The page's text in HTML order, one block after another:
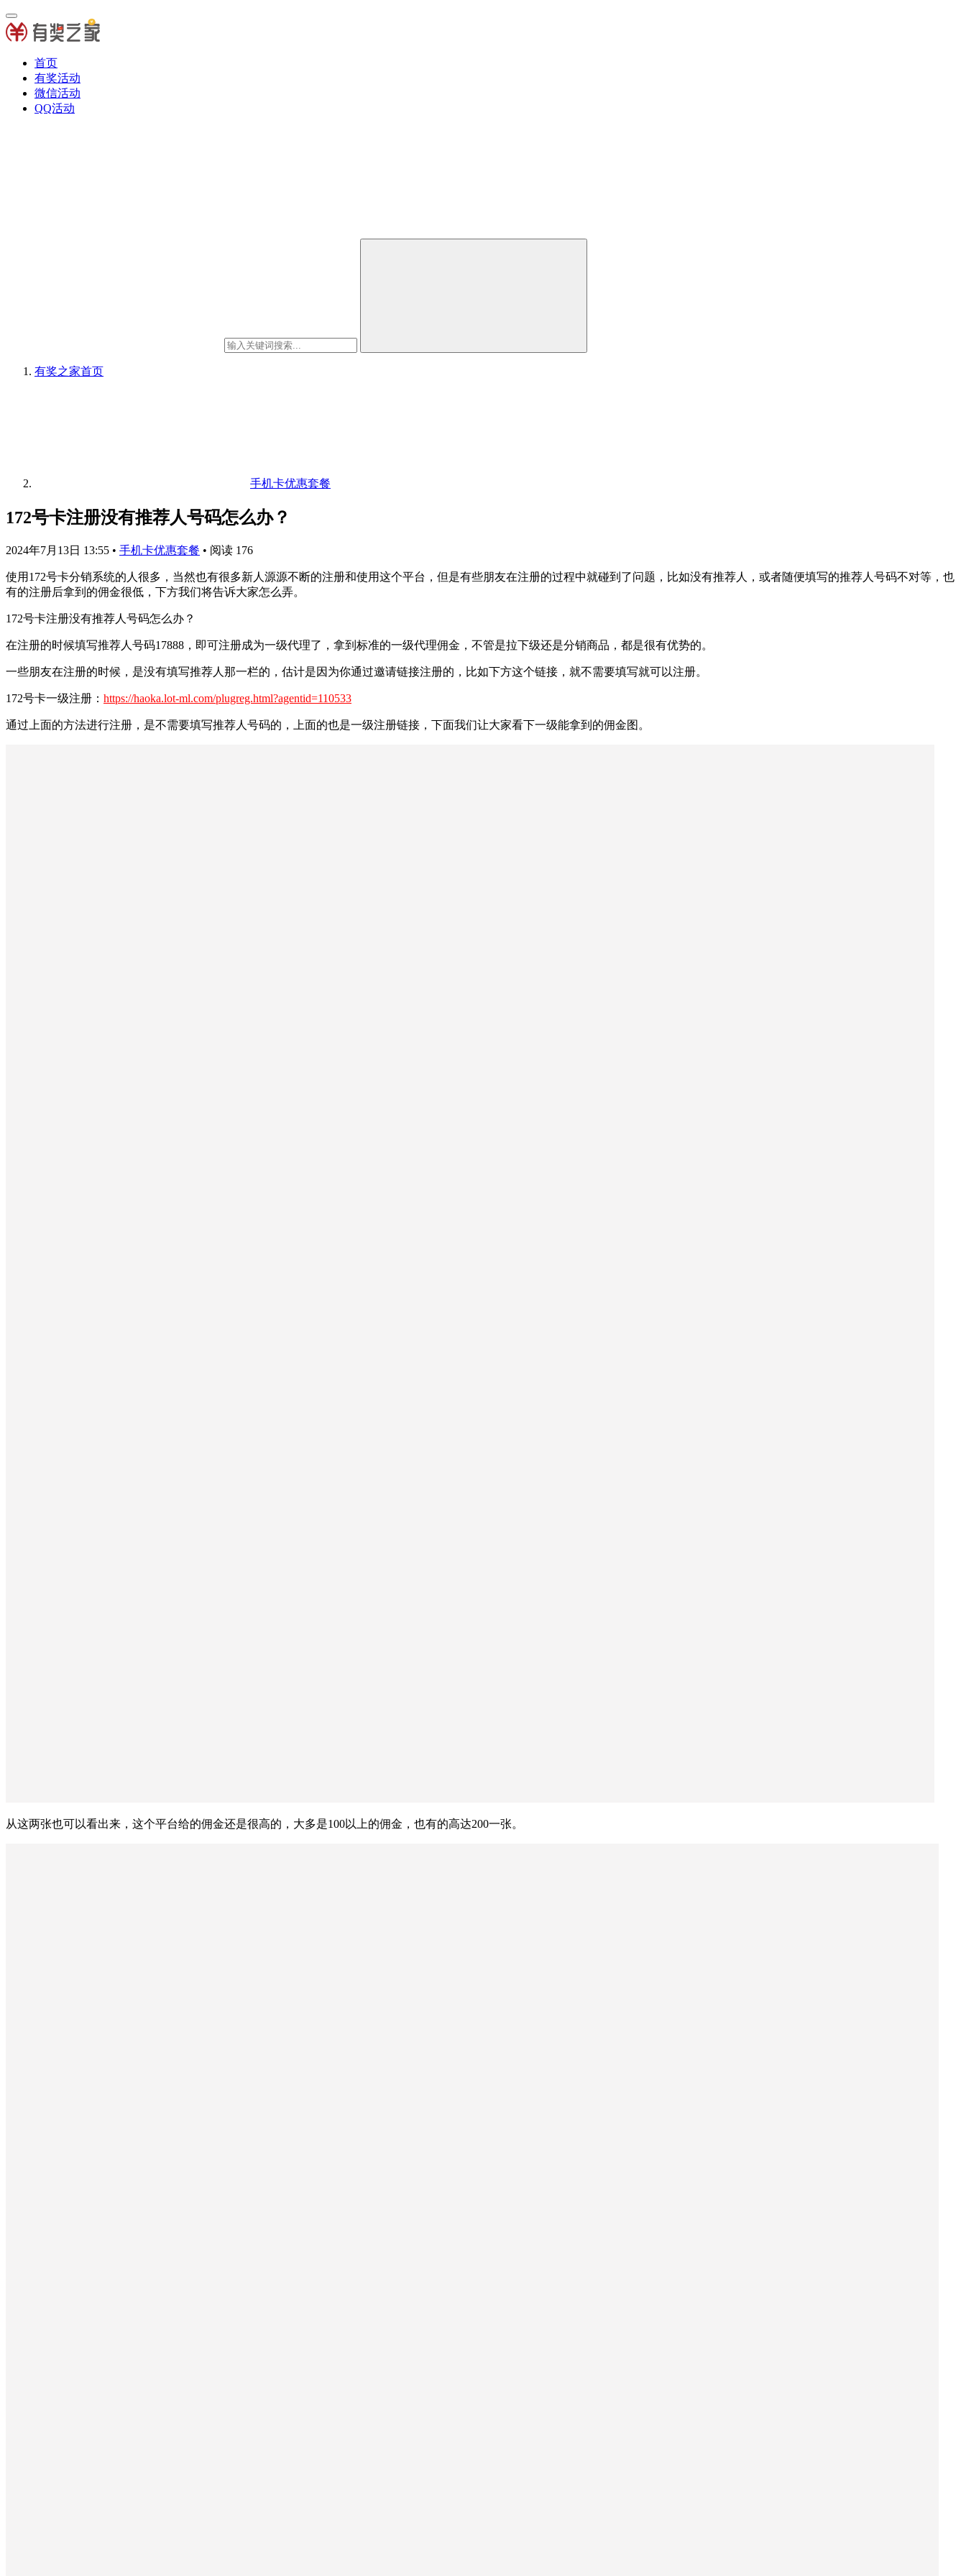
首页
有奖活动
微信活动
QQ活动
有奖之家首页
手机卡优惠套餐
172号卡注册没有推荐人号码怎么办？
2024年7月13日 13:55 • 手机卡优惠套餐 • 阅读 176
使用172号卡分销系统的人很多，当然也有很多新人源源不断的注册和使用这个平台，但是有些朋友在注册的过程中就碰到了问题，比如没有推荐人，或者随便填写的推荐人号码不对等，也
有的注册后拿到的佣金很低，下方我们将告诉大家怎么弄。
172号卡注册没有推荐人号码怎么办？
在注册的时候填写推荐人号码17888，即可注册成为一级代理了，拿到标准的一级代理佣金，不管是拉下级还是分销商品，都是很有优势的。
一些朋友在注册的时候，是没有填写推荐人那一栏的，估计是因为你通过邀请链接注册的，比如下方这个链接，就不需要填写就可以注册。
172号卡一级注册： https://haoka.lot-ml.com/plugreg.html?agentid=110533
通过上面的方法进行注册，是不需要填写推荐人号码的，上面的也是一级注册链接，下面我们让大家看下一级能拿到的佣金图。
从这两张也可以看出来，这个平台给的佣金还是很高的，大多是100以上的佣金，也有的高达200一张。